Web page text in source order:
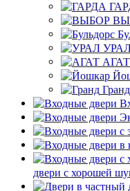
АГАТ
Гранд
двери с хорошей